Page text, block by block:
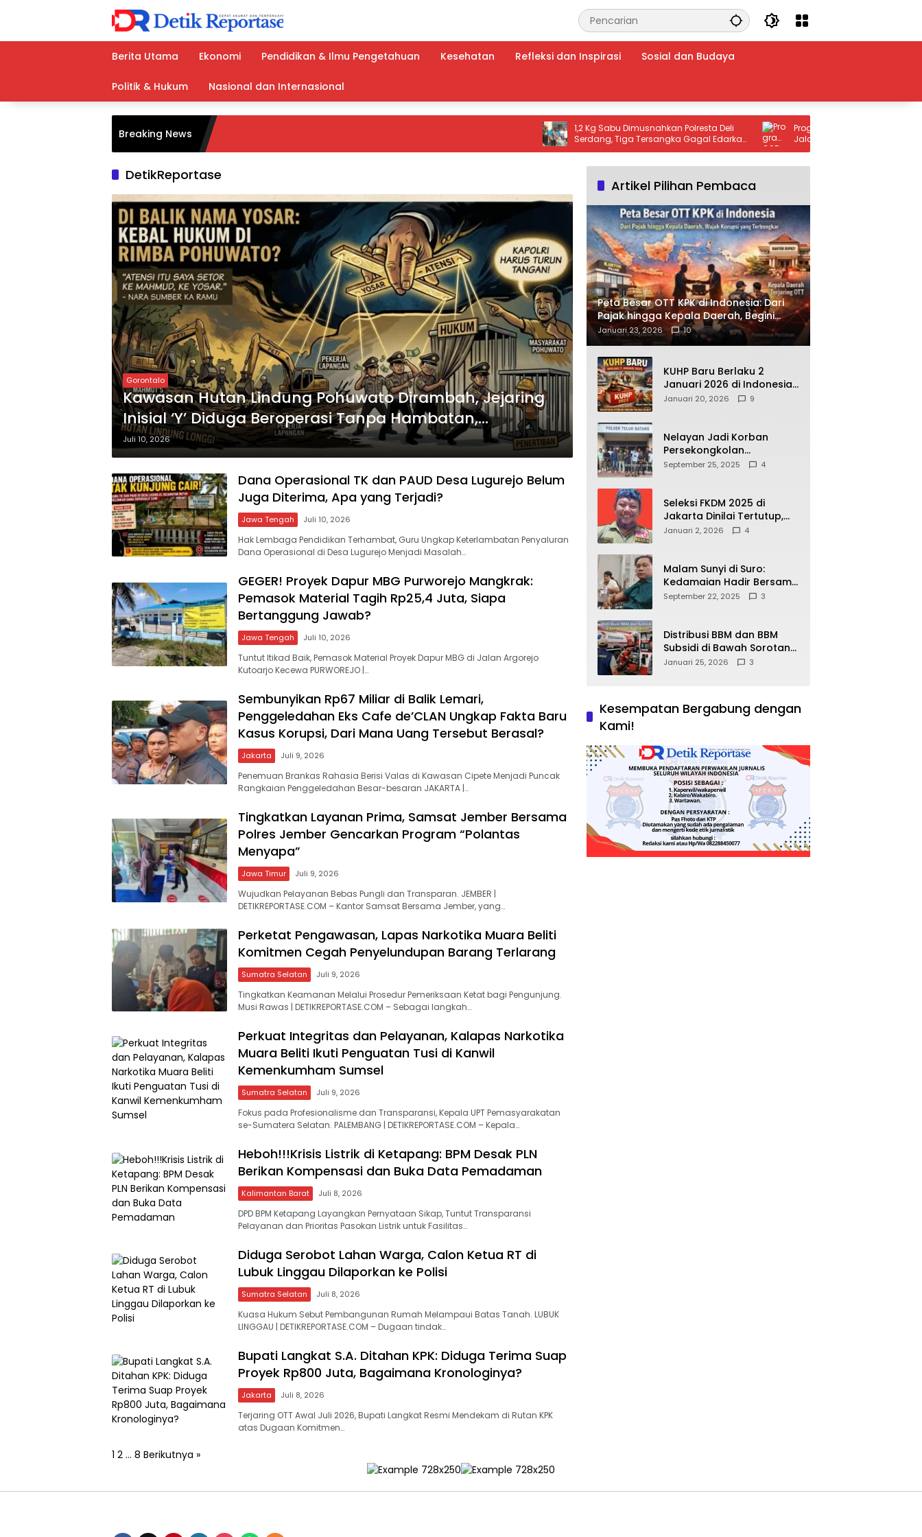
Berita Utama
Ekonomi Pendidikan & Ilmu Pengetahuan Kesehatan Refleksi dan Inspirasi Sosial dan Budaya
Politik & Hukum Nasional dan Internasional
Breaking News
1,2 Kg Sabu Dimusnahkan Polresta Deli
Serdang, Tiga Tersangka Gagal Edarkan
Ribuan Dosis Narkoba”.
Program CSR PT WHW Bantu
Jalan Provinsi
Warga Apresiasi Kepedulian
DetikReportase
Gorontalo
Kawasan Hutan Lindung Pohuwato Dirambah, Jejaring
Inisial ‘Y’ Diduga Beroperasi Tanpa Hambatan,
Bagaimana Modusnya?
Juli 10, 2026
Dana Operasional TK dan PAUD Desa Lugurejo Belum
Juga Diterima, Apa yang Terjadi?
Jawa Tengah Juli 10, 2026
Hak Lembaga Pendidikan Terhambat, Guru Ungkap Keterlambatan Penyaluran
Dana Operasional di Desa Lugurejo Menjadi Masalah…
GEGER! Proyek Dapur MBG Purworejo Mangkrak:
Pemasok Material Tagih Rp25,4 Juta, Siapa
Bertanggung Jawab?
Jawa Tengah Juli 10, 2026
Tuntut Itikad Baik, Pemasok Material Proyek Dapur MBG di Jalan Argorejo
Kutoarjo Kecewa ​PURWOREJO |…
Sembunyikan Rp67 Miliar di Balik Lemari,
Penggeledahan Eks Cafe de’CLAN Ungkap Fakta Baru
Kasus Korupsi, Dari Mana Uang Tersebut Berasal?
Jakarta Juli 9, 2026
Penemuan Brankas Rahasia Berisi Valas di Kawasan Cipete Menjadi Puncak
Rangkaian Penggeledahan Besar-besaran ​JAKARTA |…
Tingkatkan Layanan Prima, Samsat Jember Bersama
Polres Jember Gencarkan Program “Polantas
Menyapa”
Jawa Timur Juli 9, 2026
Wujudkan Pelayanan Bebas Pungli dan Transparan. ​JEMBER |
DETIKREPORTASE.COM – Kantor Samsat Bersama Jember, yang…
Perketat Pengawasan, Lapas Narkotika Muara Beliti
Komitmen Cegah Penyelundupan Barang Terlarang
Sumatra Selatan Juli 9, 2026
Tingkatkan Keamanan Melalui Prosedur Pemeriksaan Ketat bagi Pengunjung. ​
Musi Rawas | DETIKREPORTASE.COM – Sebagai langkah…
Perkuat Integritas dan Pelayanan, Kalapas Narkotika
Muara Beliti Ikuti Penguatan Tusi di Kanwil
Kemenkumham Sumsel
Sumatra Selatan Juli 9, 2026
Fokus pada Profesionalisme dan Transparansi, Kepala UPT Pemasyarakatan
se-Sumatera Selatan. ​PALEMBANG | DETIKREPORTASE.COM – Kepala…
​Heboh!!!Krisis Listrik di Ketapang: BPM Desak PLN
Berikan Kompensasi dan Buka Data Pemadaman
Kalimantan Barat Juli 8, 2026
DPD BPM Ketapang Layangkan Pernyataan Sikap, Tuntut Transparansi
Pelayanan dan Prioritas Pasokan Listrik untuk Fasilitas…
Diduga Serobot Lahan Warga, Calon Ketua RT di
Lubuk Linggau Dilaporkan ke Polisi
Sumatra Selatan Juli 8, 2026
​Kuasa Hukum Sebut Pembangunan Rumah Melampaui Batas Tanah. ​LUBUK
LINGGAU | DETIKREPORTASE.COM – Dugaan tindak…
Bupati Langkat S.A. Ditahan KPK: Diduga Terima Suap
Proyek Rp800 Juta, Bagaimana Kronologinya?
Jakarta Juli 8, 2026
Terjaring OTT Awal Juli 2026, Bupati Langkat Resmi Mendekam di Rutan KPK
atas Dugaan Komitmen…
Paginasi
1 2 … 8 Berikutnya »
Artikel Pilihan Pembaca
Peta Besar OTT KPK di Indonesia: Dari
Pajak hingga Kepala Daerah, Begini
Wajah Korupsi yang Terbongkar
Januari 23, 2026 10
KUHP Baru Berlaku 2
Januari 2026 di Indonesia,
Apa Dampaknya bagi
Dipahami Publik
Januari 20, 2026 9
Nelayan Jadi Korban
Persekongkolan
Penyelewengan BBM
September 25, 2025 4
Seleksi FKDM 2025 di
Jakarta Dinilai Tertutup,
Transparansi
Januari 2, 2026 4
Malam Sunyi di Suro:
Kedamaian Hadir Bersama
Secangkir Kopi Hangat
September 22, 2025 3
Distribusi BBM dan BBM
Subsidi di Bawah Sorotan
Publik: Antara Kepentingan
Januari 25, 2026 3
Kesempatan Bergabung dengan
Kami!